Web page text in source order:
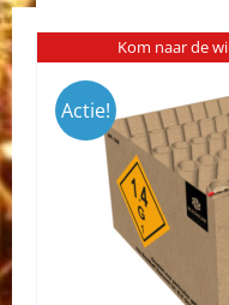
Kom naar de
Actie!